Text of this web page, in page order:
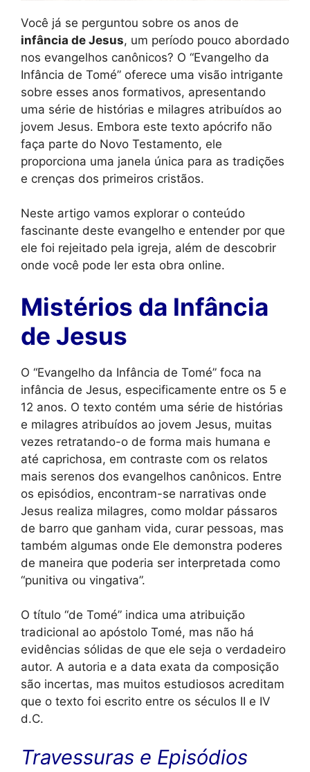
Você já se perguntou sobre os anos de
infância de Jesus, um período pouco abordado
nos evangelhos canônicos? O “Evangelho da
Infância de Tomé” oferece uma visão intrigante
sobre esses anos formativos, apresentando
uma série de histórias e milagres atribuídos ao
jovem Jesus. Embora este texto apócrifo não
faça parte do Novo Testamento, ele
proporciona uma janela única para as tradições
e crenças dos primeiros cristãos.
Neste artigo vamos explorar o conteúdo
fascinante deste evangelho e entender por que
ele foi rejeitado pela igreja, além de descobrir
onde você pode ler esta obra online.
Mistérios da Infância
de Jesus
O “Evangelho da Infância de Tomé” foca na
infância de Jesus, especificamente entre os 5 e
12 anos. O texto contém uma série de histórias
e milagres atribuídos ao jovem Jesus, muitas
vezes retratando-o de forma mais humana e
até caprichosa, em contraste com os relatos
mais serenos dos evangelhos canônicos. Entre
os episódios, encontram-se narrativas onde
Jesus realiza milagres, como moldar pássaros
de barro que ganham vida, curar pessoas, mas
também algumas onde Ele demonstra poderes
de maneira que poderia ser interpretada como
“punitiva ou vingativa”.
O título “de Tomé” indica uma atribuição
tradicional ao apóstolo Tomé, mas não há
evidências sólidas de que ele seja o verdadeiro
autor. A autoria e a data exata da composição
são incertas, mas muitos estudiosos acreditam
que o texto foi escrito entre os séculos II e IV
d.C.
Travessuras e Episódios